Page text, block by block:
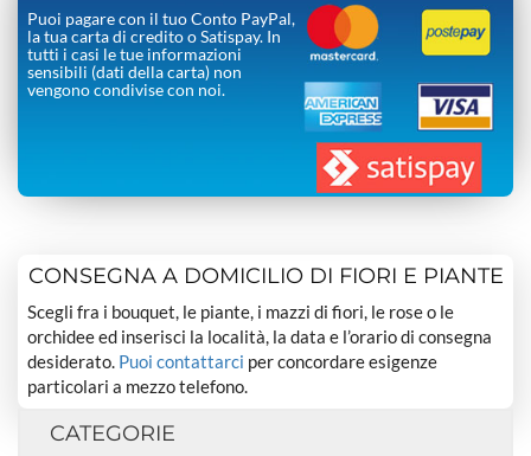
Puoi pagare con il tuo Conto PayPal,
la tua carta di credito o Satispay. In
tutti i casi le tue informazioni
sensibili (dati della carta) non
vengono condivise con noi.
CONSEGNA A DOMICILIO DI FIORI E PIANTE
Scegli fra i bouquet, le piante, i mazzi di fiori, le rose o le
orchidee ed inserisci la località, la data e l’orario di consegna
desiderato. Puoi contattarci per concordare esigenze
particolari a mezzo telefono.
CATEGORIE